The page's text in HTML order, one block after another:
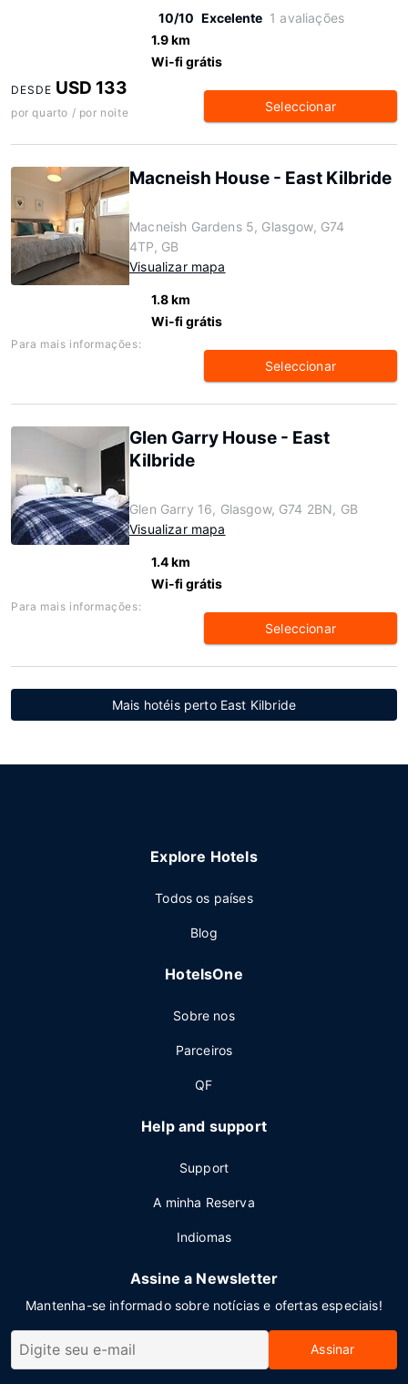
10/10 Excelente 1 avaliações
1.9 km
Wi-fi grátis
DESDE USD 133
por quarto / por noite Seleccionar
Macneish House - East Kilbride
Macneish Gardens 5, Glasgow, G74
4TP, GB
Visualizar mapa
1.8 km
Wi-fi grátis
Para mais informações:
Seleccionar
Glen Garry House - East
Kilbride
Glen Garry 16, Glasgow, G74 2BN, GB
Visualizar mapa
1.4 km
Wi-fi grátis
Para mais informações:
Seleccionar
Mais hotéis perto East Kilbride
Explore Hotels
Todos os países
Blog
HotelsOne
Sobre nos
Parceiros
QF
Help and support
Support
A minha Reserva
Indiomas
Assine a Newsletter
Mantenha-se informado sobre notícias e ofertas especiais!
Assinar